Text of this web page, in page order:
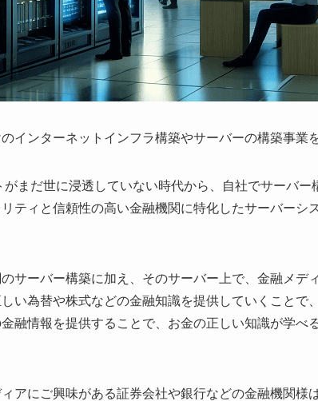
インターネットインフラ構築やサーバーの構築事業
まだ世に浸透していない時代から、自社でサーバー
ティと信頼性の高い金融機関に特化したサーバーシ
サーバー構築に加え、そのサーバー上で、金融メデ
い為替や株式などの金融知識を提供していくことで
融情報を提供することで、お金の正しい知識が学べ
アにご興味がある証券会社や銀行などの金融機関様